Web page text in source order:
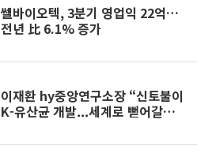
쎌바이오텍, 3분기 영업익 22억…
전년 比 6.1% 증가
이재환 hy중앙연구소장 “신토불이
K-유산균 개발...세계로 뻗어갈